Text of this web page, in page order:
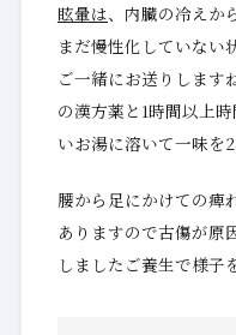
眩暈は、内臓の冷えか
まだ慢性化していない
ご一緒にお送りします
の漢方薬と1時間以上
いお湯に溶いて一味を
腰から足にかけての痺
ありますので古傷が原
しましたご養生で様子